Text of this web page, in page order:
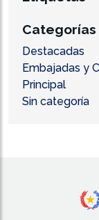
Categorías
Destacadas
Embajadas y
Principal
Sin categoría